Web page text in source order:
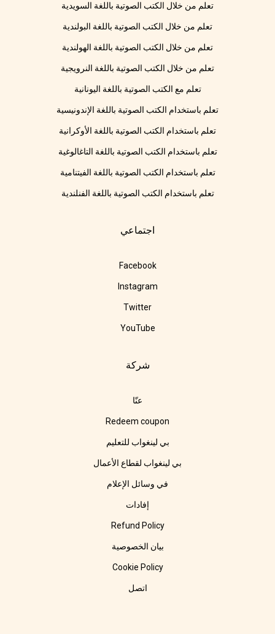
تعلم من خلال الكتب الصوتية باللغة السويدية
تعلم من خلال الكتب الصوتية باللغة البولندية
تعلم من خلال الكتب الصوتية باللغة الهولندية
تعلم من خلال الكتب الصوتية باللغة النرويجية
تعلم مع الكتب الصوتية باللغة اليونانية
تعلم باستخدام الكتب الصوتية باللغة الإندونيسية
تعلم باستخدام الكتب الصوتية باللغة الأوكرانية
تعلم باستخدام الكتب الصوتية باللغة التاغالوغية
تعلم باستخدام الكتب الصوتية باللغة الفيتنامية
تعلم باستخدام الكتب الصوتية باللغة الفنلندية
اجتماعي
Facebook
Instagram
Twitter
YouTube
شركة
عنّا
Redeem coupon
بي لينغواب للتعليم
بي لينغواب لقطاع الأعمال
في وسائل الإعلام
إفادات
Refund Policy
بيان الخصوصية
Cookie Policy
اتصل